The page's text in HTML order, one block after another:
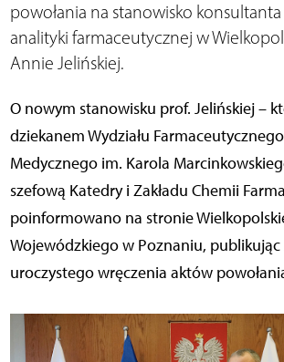
powołania na stanowisko
analityki farmaceutycznej w
Annie Jelińskiej.
O nowym stanowisku prof. Jelińskiej –
dziekanem Wydziału
Medycznego im. Karola
szefową Katedry i Zakładu Chemii
poinformowano na stronie
Wojewódzkiego w Poznaniu, publikując
uroczystego wręczenia aktów